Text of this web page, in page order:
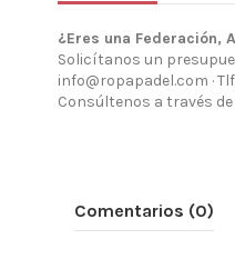
¿Eres una Federación,
Solicítanos un
info@ropapadel.com ·
Consúltenos a través
Comentarios (0)